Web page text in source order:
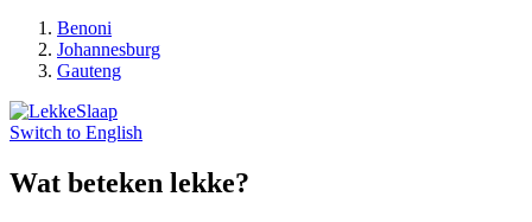
Benoni
Johannesburg
Gauteng
Switch to English
Wat beteken lekke?